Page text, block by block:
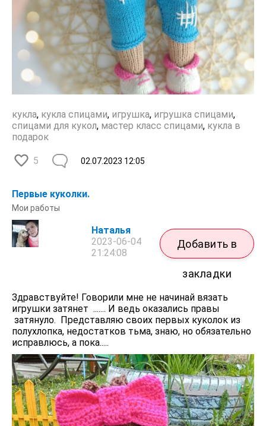
кукла, кукла спицами, игрушка, игрушка спицами,
спицами для кукол, мастер класс спицами, кукла в
подарок
5 02.07.2023 12:05
Первые куколки.
Мои работы
Наталья
2023-06-04
21:24:08
Добавить в
закладки
Здравствуйте! Говорили мне не начинай вязать
игрушки затянет ....... И ведь оказались правы
затянуло. Представляю своих первых куколок из
полухлопка, недостатков тьма, знаю, но обязательно
исправлюсь, а пока.....